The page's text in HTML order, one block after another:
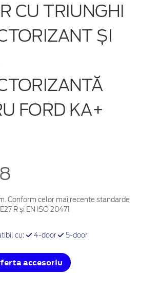
CU TRIUNGHI
ȘI
FORD KA+
Conform celor mai recente standarde
R și EN ISO 20471
cu: 4-door 5-door
accesoriu